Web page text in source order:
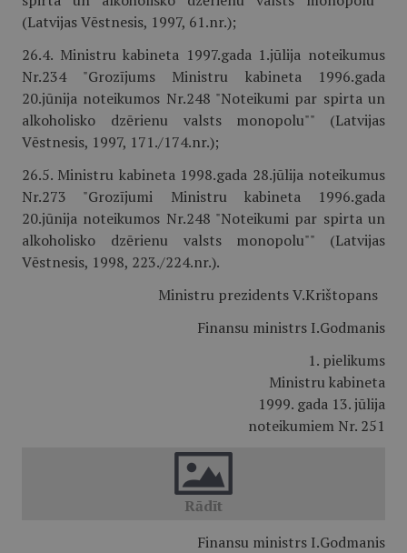
(Latvijas Vēstnesis, 1997, 61.nr.);
26.4. Ministru kabineta 1997.gada 1.jūlija noteikumus
Nr.234 "Grozījums Ministru kabineta 1996.gada
20.jūnija noteikumos Nr.248 "Noteikumi par spirta un
alkoholisko dzērienu valsts monopolu"" (Latvijas
Vēstnesis, 1997, 171./174.nr.);
26.5. Ministru kabineta 1998.gada 28.jūlija noteikumus
Nr.273 "Grozījumi Ministru kabineta 1996.gada
20.jūnija noteikumos Nr.248 "Noteikumi par spirta un
alkoholisko dzērienu valsts monopolu"" (Latvijas
Vēstnesis, 1998, 223./224.nr.).
Ministru prezidents V.Krištopans
Finansu ministrs I.Godmanis
1. pielikums
Ministru kabineta
1999. gada 13. jūlija
noteikumiem Nr. 251
Finansu ministrs I.Godmanis